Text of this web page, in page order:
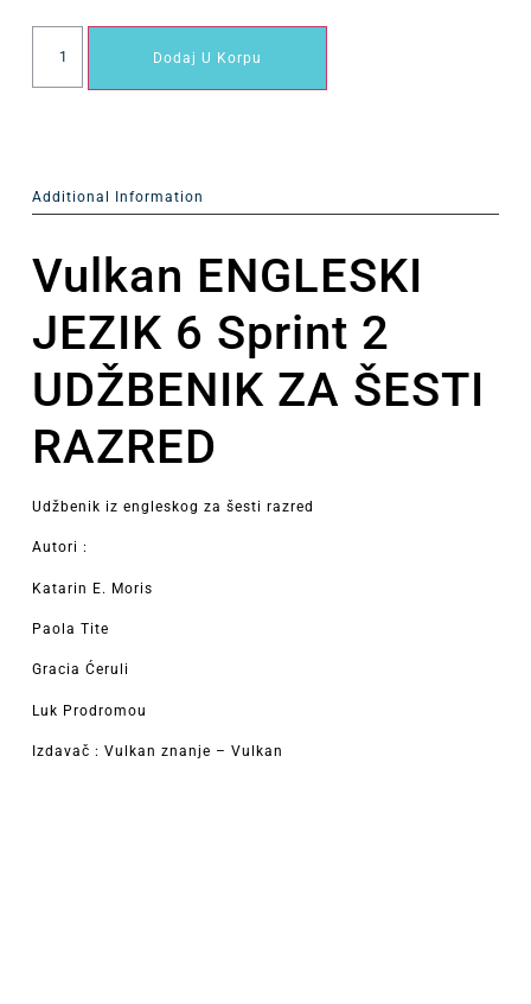
Dodaj U Korpu
Additional Information
Vulkan ENGLESKI
JEZIK 6 Sprint 2
UDŽBENIK ZA ŠESTI
RAZRED
Udžbenik iz engleskog za šesti razred
Autori :
Katarin E. Moris
Paola Tite
Gracia Ćeruli
Luk Prodromou
Izdavač : Vulkan znanje – Vulkan